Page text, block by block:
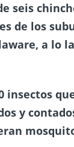
seis
de los
a lo
insectos
y